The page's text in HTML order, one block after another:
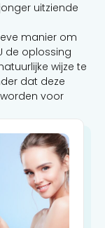
uitziende
manier om
de oplossing
wijze te
dat deze
voor